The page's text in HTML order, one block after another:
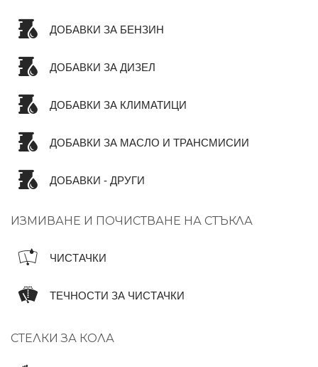
ДОБАВКИ ЗА БЕНЗИН
ДОБАВКИ ЗА ДИЗЕЛ
ДОБАВКИ ЗА КЛИМАТИЦИ
ДОБАВКИ ЗА МАСЛО И ТРАНСМИСИИ
ДОБАВКИ - ДРУГИ
ИЗМИВАНЕ И ПОЧИСТВАНЕ НА СТЪКЛА
ЧИСТАЧКИ
ТЕЧНОСТИ ЗА ЧИСТАЧКИ
СТЕЛКИ ЗА КОЛА